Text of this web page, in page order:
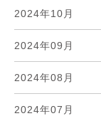
2024年10月
2024年09月
2024年08月
2024年07月